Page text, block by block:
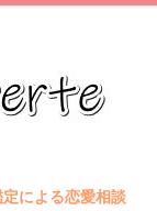
による恋愛相談